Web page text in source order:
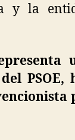
y la
PSOE,